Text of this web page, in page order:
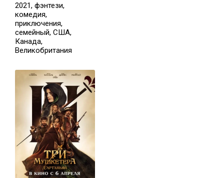
2021, фэнтези,
комедия,
приключения,
семейный, США,
Канада,
Великобритания